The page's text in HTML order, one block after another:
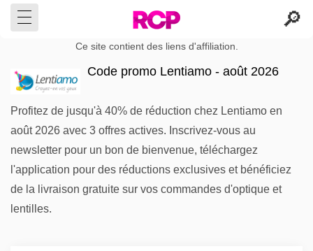
Ce site contient des liens d'affiliation.
Code promo Lentiamo - août 2026
Profitez de jusqu'à 40% de réduction chez Lentiamo en
août 2026 avec 3 offres actives. Inscrivez-vous au
newsletter pour un bon de bienvenue, téléchargez
l'application pour des réductions exclusives et bénéficiez
de la livraison gratuite sur vos commandes d'optique et
lentilles.